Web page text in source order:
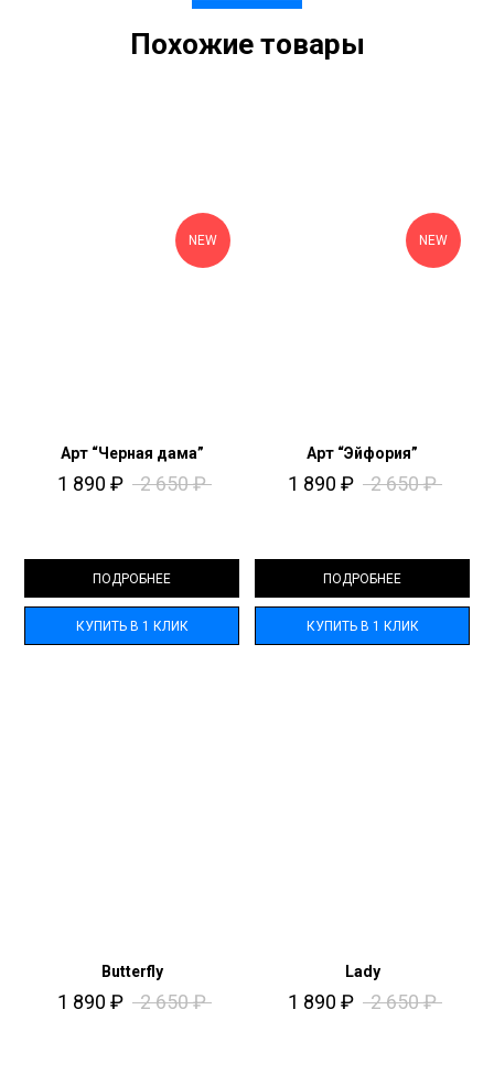
Похожие товары
NEW
Арт “Черная дама”
1 890 ₽ 2 650₽
ПОДРОБНЕЕ
КУПИТЬ В 1 КЛИК
NEW
Арт “Эйфория”
1 890 ₽ 2 650₽
ПОДРОБНЕЕ
КУПИТЬ В 1 КЛИК
Butterfly
1 890 ₽ 2 650₽
Lady
1 890 ₽ 2 650₽